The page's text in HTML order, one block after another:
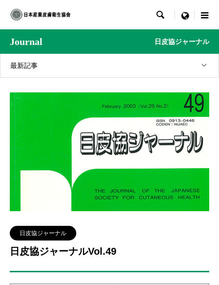
 menu
Journal 日皮協ジャーナル
最新記事
日皮協ジャーナル
日皮協ジャーナルVol.49